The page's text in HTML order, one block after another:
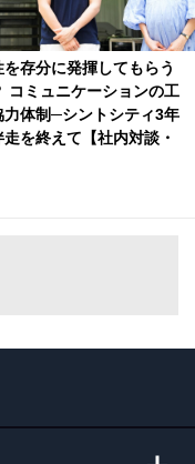
を存分に発揮してもらう
コミュニケーションの工
力体制─シントシティ3年
走を終えて【社内対談・